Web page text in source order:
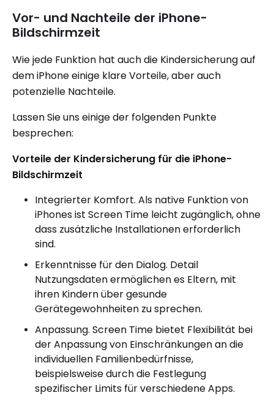
Vor- und Nachteile der iPhone-
Bildschirmzeit
Wie jede Funktion hat auch die Kindersicherung auf
dem iPhone einige klare Vorteile, aber auch
potenzielle Nachteile.
Lassen Sie uns einige der folgenden Punkte
besprechen:
Vorteile der Kindersicherung für die iPhone-
Bildschirmzeit
Integrierter Komfort. Als native Funktion von
iPhones ist Screen Time leicht zugänglich, ohne
dass zusätzliche Installationen erforderlich
sind.
Erkenntnisse für den Dialog. Detail
Nutzungsdaten ermöglichen es Eltern, mit
ihren Kindern über gesunde
Gerätegewohnheiten zu sprechen.
Anpassung. Screen Time bietet Flexibilität bei
der Anpassung von Einschränkungen an die
individuellen Familienbedürfnisse,
beispielsweise durch die Festlegung
spezifischer Limits für verschiedene Apps.